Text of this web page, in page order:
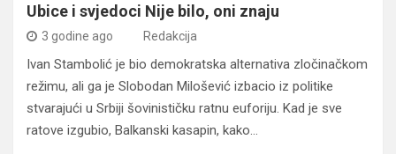
Ubice i svjedoci Nije bilo, oni znaju
3 godine ago Redakcija
Ivan Stambolić je bio demokratska alternativa zločinačkom
režimu, ali ga je Slobodan Milošević izbacio iz politike
stvarajući u Srbiji šovinističku ratnu euforiju. Kad je sve
ratove izgubio, Balkanski kasapin, kako…